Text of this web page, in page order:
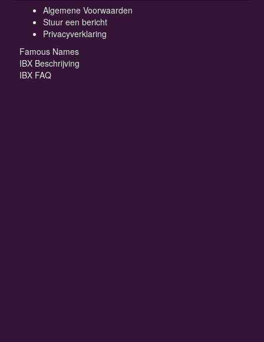
Algemene Voorwaarden
Stuur een bericht
Privacyverklaring
Famous Names
IBX Beschrijving
IBX FAQ